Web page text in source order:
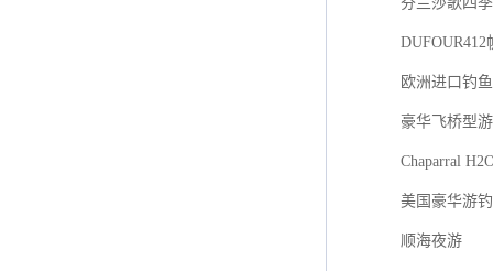
DUFOUR412
欧洲进口钓
豪华飞桥型
Chaparral
美国豪华游
顺海夜游